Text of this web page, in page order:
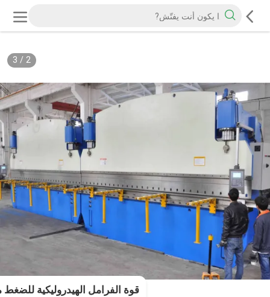
2
/
3
قوة الفرامل الهيدروليكية